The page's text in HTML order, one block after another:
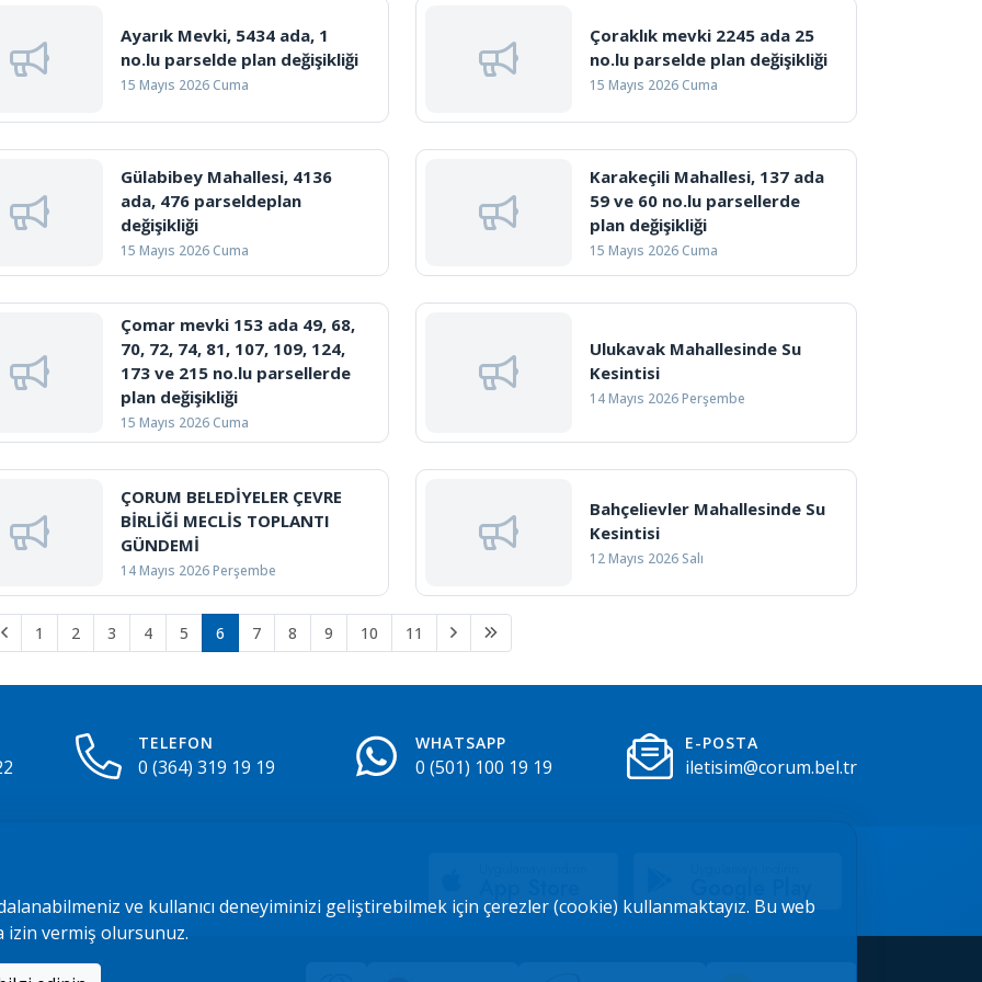
Ayarık Mevki, 5434 ada, 1
no.lu parselde plan değişikliği
15 Mayıs 2026 Cuma
Çoraklık mevki 2245 ada 25
no.lu parselde plan değişikliği
15 Mayıs 2026 Cuma
Gülabibey Mahallesi, 4136
ada, 476 parseldeplan
değişikliği
15 Mayıs 2026 Cuma
Karakeçili Mahallesi, 137 ada
59 ve 60 no.lu parsellerde
plan değişikliği
15 Mayıs 2026 Cuma
Çomar mevki 153 ada 49, 68,
70, 72, 74, 81, 107, 109, 124,
173 ve 215 no.lu parsellerde
plan değişikliği
15 Mayıs 2026 Cuma
Ulukavak Mahallesinde Su
Kesintisi
14 Mayıs 2026 Perşembe
ÇORUM BELEDİYELER ÇEVRE
BİRLİĞİ MECLİS TOPLANTI
GÜNDEMİ
14 Mayıs 2026 Perşembe
Bahçelievler Mahallesinde Su
Kesintisi
12 Mayıs 2026 Salı
1 2 3 4 5 6 7 8 9 10 11
TELEFON
0 (364) 319 19 19
WHATSAPP
0 (501) 100 19 19
E-POSTA
iletisim@corum.bel.tr
ve kullanıcı deneyiminizi geliştirebilmek için çerezler (cookie) kullanmaktayız. Bu web
izin vermiş olursunuz.